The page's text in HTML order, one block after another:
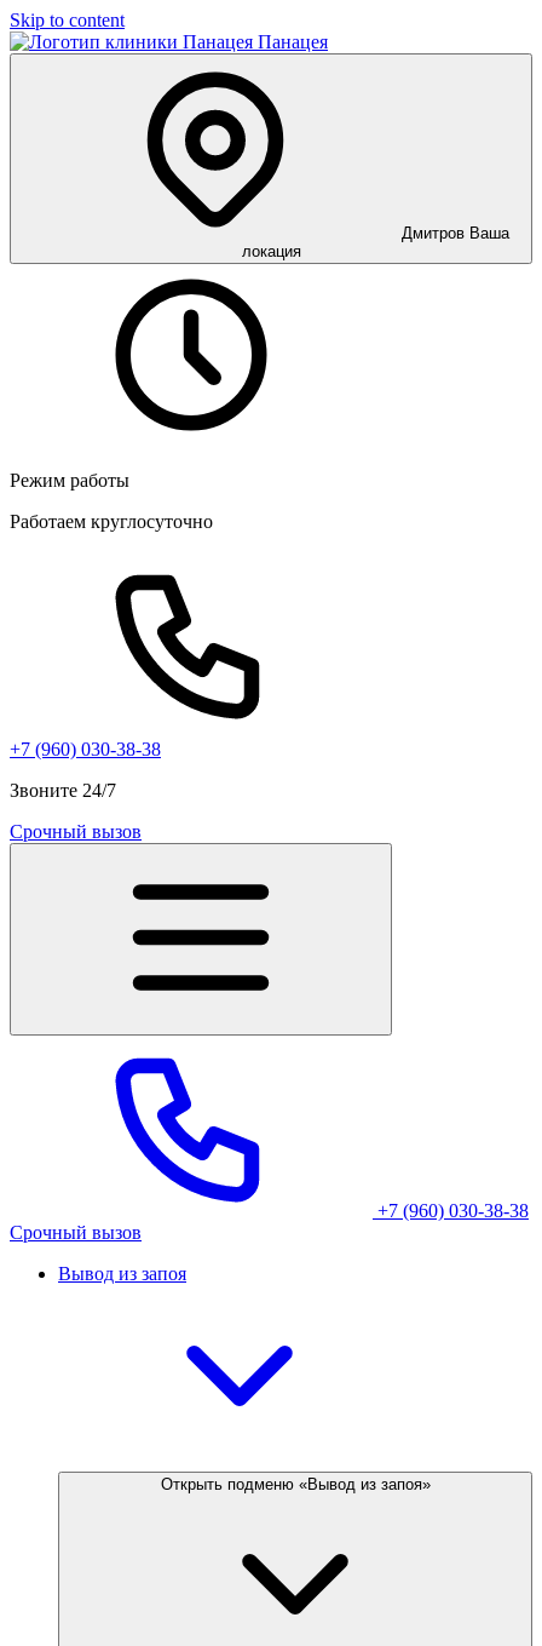
Skip to content
Панацея
Дмитров Ваша
локация
Режим работы
Работаем круглосуточно
+7 (960) 030-38-38
Звоните 24/7
Срочный вызов
+7 (960) 030-38-38
Срочный вызов
Вывод из запоя
Открыть подменю «Вывод из запоя»